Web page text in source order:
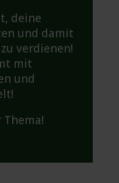
deine
und damit
verdienen!
mit
und
Thema!